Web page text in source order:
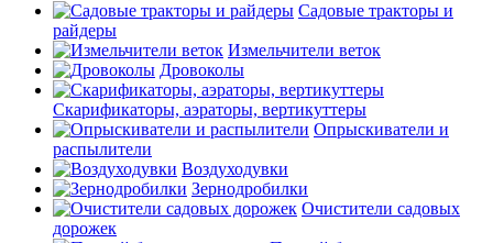
Садовые тракторы и
райдеры
Измельчители веток
Дровоколы
Скарификаторы, аэраторы, вертикуттеры
Опрыскиватели и
распылители
Воздуходувки
Зернодробилки
Очистители садовых
дорожек